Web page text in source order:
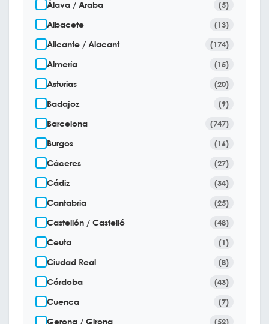
Álava / Araba (5)
Albacete (13)
Alicante / Alacant (174)
Almería (15)
Asturias (20)
Badajoz (9)
Barcelona (747)
Burgos (16)
Cáceres (27)
Cádiz (34)
Cantabria (25)
Castellón / Castelló (48)
Ceuta (1)
Ciudad Real (8)
Córdoba (43)
Cuenca (7)
Gerona / Girona (52)